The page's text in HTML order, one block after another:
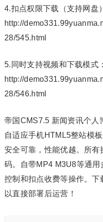
4.扣点权限下载（支持网盘
http://
28/545.html
5.同时支持视频和下载模式：
http://
28/546.html
帝国CMS7.5 新闻资讯个人
自适应手机HTML5整站模
安全可靠，性能优越。所
码。自带MP4 M3U8等通
控制和扣点收费等操作。
以直接部署后运营！